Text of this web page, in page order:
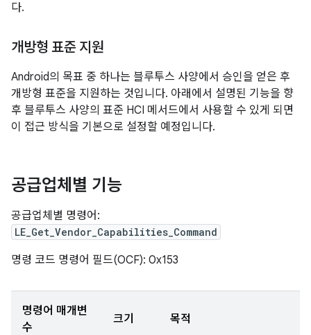
다.
개방형 표준 지원
Android의 목표 중 하나는 블루투스 사양에서 승인을 얻은 후
개방형 표준을 지원하는 것입니다. 아래에서 설명된 기능을 향
후 블루투스 사양의 표준 HCI 메서드에서 사용할 수 있게 되면
이 접근 방식을 기본으로 설정할 예정입니다.
공급업체별 기능
공급업체별 명령어:
LE_Get_Vendor_Capabilities_Command
명령 코드 명령어 필드(OCF): 0x153
명령어 매개변
수
크기 목적